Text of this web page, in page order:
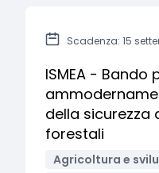
Scadenza: 15
ISMEA - Bando
della
forestali
Agricoltura e